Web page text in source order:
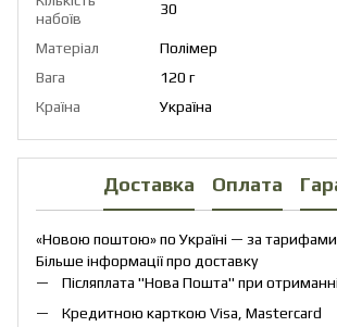
набоїв
30
Матеріал
Полімер
Вага
120 г
Країна
Україна
Доставка Оплата
«Новою поштою» по Україні — за тарифами
Більше інформації про доставку
Післяплата "Нова Пошта" при отриманні
Кредитною карткою Visa, Mastercard